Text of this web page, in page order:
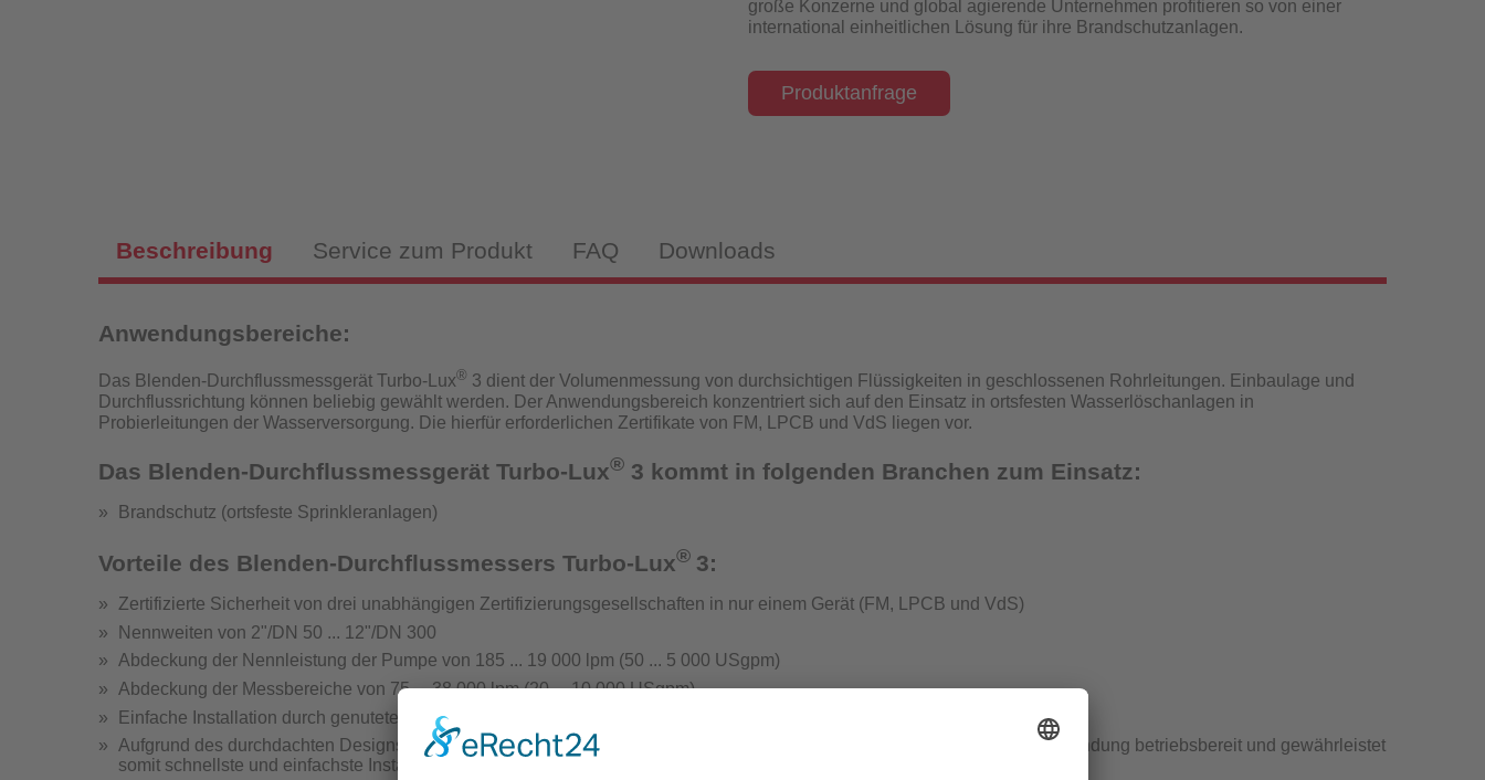
Füllstandanzeiger
Prüfgeräte
Hydrantenprüfgerät Löschwasserversorgung
Hydrantenprüfgerät Wassernetzanalysen
Hydrantenprüfgeräte für die Löschwasserversorgung
große Konzerne und global agierende Unternehmen profitieren so von einer
international einheitlichen Lösung für ihre Brandschutzanlagen.
Produktanfrage
Beschreibung Service zum Produkt FAQ Downloads
Anwendungsbereiche:
Das Blenden-Durchflussmessgerät Turbo-Lux® 3 dient der Volumenmessung von durchsichtigen Flüssigkeiten in geschlossenen Rohrleitungen. Einbaulage und
Durchflussrichtung können beliebig gewählt werden. Der Anwendungsbereich konzentriert sich auf den Einsatz in ortsfesten Wasserlöschanlagen in
Probierleitungen der Wasserversorgung. Die hierfür erforderlichen Zertifikate von FM, LPCB und VdS liegen vor.
Das Blenden-Durchflussmessgerät Turbo-Lux®3 kommt in folgenden Branchen zum Einsatz:
Brandschutz (ortsfeste Sprinkleranlagen)
Vorteile des Blenden-Durchflussmessers Turbo-Lux® 3:
Zertifizierte Sicherheit von drei unabhängigen Zertifizierungsgesellschaften in nur einem Gerät (FM, LPCB und VdS)
Nennweiten von 2"/DN 50 ... 12"/DN 300
Abdeckung der Nennleistung der Pumpe von 185 ... 19 000 lpm (50 ... 5 000 USgpm)
Abdeckung der Messbereiche von 75 ... 38 000 lpm (20 ... 10 000 USgpm)
Einfache Installation durch genuteten Anschluss an das Rohrleitungsnetz
Aufgrund des durchdachten Designs ist nach dem Anschluss an das Rohrleitungsnetz das Gerät mit nur einer Schraubverbindung betriebsbereit und gewährleistet
somit schnellste und einfachste Installation